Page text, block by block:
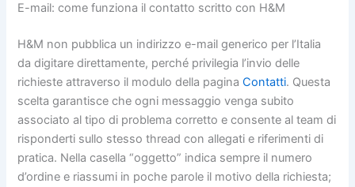
E-mail: come funziona il contatto scritto con H&M
H&M non pubblica un indirizzo e-mail generico per l’Italia
da digitare direttamente, perché privilegia l’invio delle
richieste attraverso il modulo della paginaContatti. Questa
scelta garantisce che ogni messaggio venga subito
associato al tipo di problema corretto e consente al team di
risponderti sullo stesso thread con allegati e riferimenti di
pratica. Nella casella “oggetto” indica sempre il numero
d’ordine e riassumi in poche parole il motivo della richiesta;